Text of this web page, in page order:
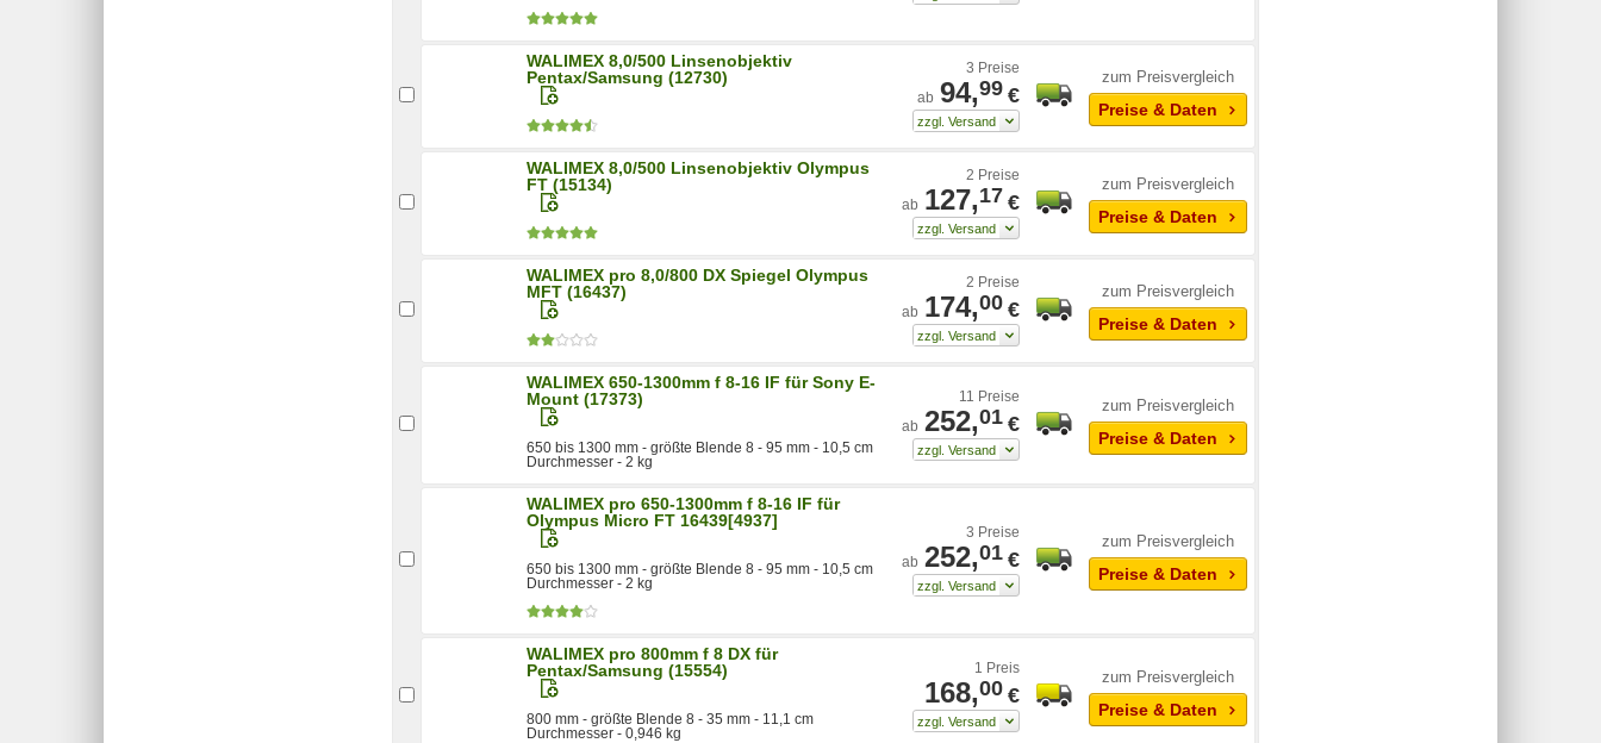
WALIMEX 8,0/500 Linsenobjektiv
Pentax/Samsung (12730)
3 Preise
ab 94,99 €
zum Preisvergleich
Preise & Daten
WALIMEX 8,0/500 Linsenobjektiv Olympus
FT (15134)
2 Preise
ab 127,17 €
zum Preisvergleich
Preise & Daten
WALIMEX pro 8,0/800 DX Spiegel Olympus
MFT (16437)
2 Preise
ab 174,00 €
zum Preisvergleich
Preise & Daten
WALIMEX 650-1300mm f 8-16 IF für Sony E-
Mount (17373)
650 bis 1300 mm - größte Blende 8 - 95 mm - 10,5 cm
Durchmesser - 2 kg
11 Preise
ab 252,01 €
zum Preisvergleich
Preise & Daten
WALIMEX pro 650-1300mm f 8-16 IF für
Olympus Micro FT 16439[4937]
650 bis 1300 mm - größte Blende 8 - 95 mm - 10,5 cm
Durchmesser - 2 kg
3 Preise
ab 252,01 €
zum Preisvergleich
Preise & Daten
WALIMEX pro 800mm f 8 DX für
Pentax/Samsung (15554)
800 mm - größte Blende 8 - 35 mm - 11,1 cm
Durchmesser - 0,946 kg
1 Preis
168,00 €
zum Preisvergleich
Preise & Daten